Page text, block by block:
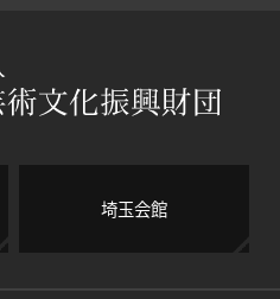
埼玉会館